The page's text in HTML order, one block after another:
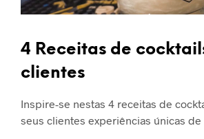
4 Receitas de
clientes
Inspire-se nestas 4 receitas de
seus clientes experiências únicas